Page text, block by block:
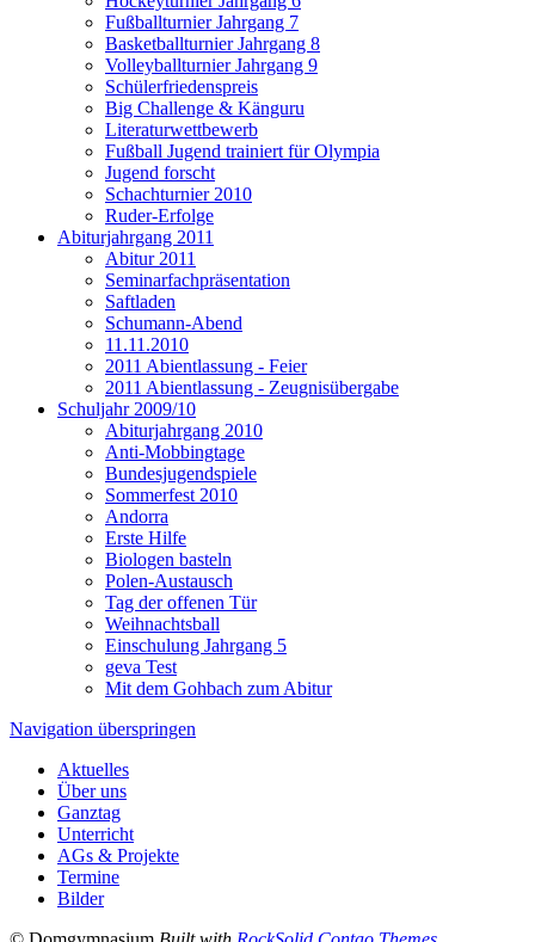
Fußballturnier Jahrgang 7
Basketballturnier Jahrgang 8
Volleyballturnier Jahrgang 9
Schülerfriedenspreis
Big Challenge & Känguru
Literaturwettbewerb
Fußball Jugend trainiert für Olympia
Jugend forscht
Schachturnier 2010
Ruder-Erfolge
Abiturjahrgang 2011
Abitur 2011
Seminarfachpräsentation
Saftladen
Schumann-Abend
11.11.2010
2011 Abientlassung - Feier
2011 Abientlassung - Zeugnisübergabe
Schuljahr 2009/10
Abiturjahrgang 2010
Anti-Mobbingtage
Bundesjugendspiele
Sommerfest 2010
Andorra
Erste Hilfe
Biologen basteln
Polen-Austausch
Tag der offenen Tür
Weihnachtsball
Einschulung Jahrgang 5
geva Test
Mit dem Gohbach zum Abitur
Navigation überspringen
Aktuelles
Über uns
Ganztag
Unterricht
AGs & Projekte
Termine
Bilder